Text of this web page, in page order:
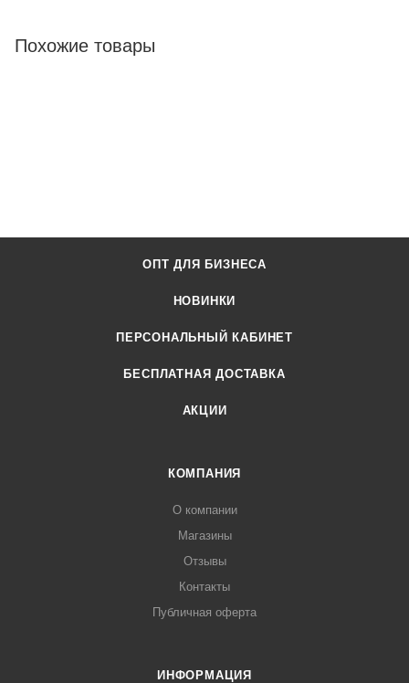
Похожие товары
ОПТ ДЛЯ БИЗНЕСА
НОВИНКИ
ПЕРСОНАЛЬНЫЙ КАБИНЕТ
БЕСПЛАТНАЯ ДОСТАВКА
АКЦИИ
КОМПАНИЯ
О компании
Магазины
Отзывы
Контакты
Публичная оферта
ИНФОРМАЦИЯ